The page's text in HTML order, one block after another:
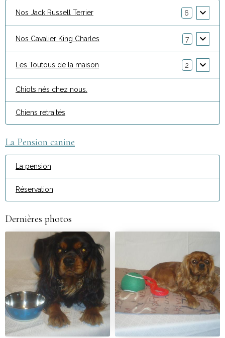
Nos Jack Russell Terrier 6
Nos Cavalier King Charles 7
Les Toutous de la maison 2
Chiots nés chez nous.
Chiens retraités
La Pension canine
La pension
Réservation
Dernières photos